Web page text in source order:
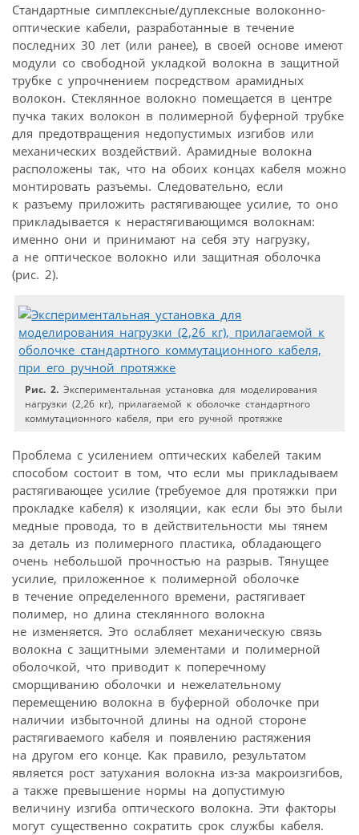
Стандартные симплексные/дуплексные волоконно-
оптические кабели, разработанные в течение
последних 30 лет (или ранее), в своей основе имеют
модули со свободной укладкой волокна в защитной
трубке с упрочнением посредством арамидных
волокон. Стеклянное волокно помещается в центре
пучка таких волокон в полимерной буферной трубке
для предотвращения недопустимых изгибов или
механических воздействий. Арамидные волокна
расположены так, что на обоих концах кабеля можно
монтировать разъемы. Следовательно, если
к разъему приложить растягивающее усилие, то оно
прикладывается к нерастягивающимся волокнам:
именно они и принимают на себя эту нагрузку,
а не оптическое волокно или защитная оболочка
(рис. 2).
Рис. 2. Экспериментальная установка для моделирования
нагрузки (2,26 кг), прилагаемой к оболочке стандартного
коммутационного кабеля, при его ручной протяжке
Проблема с усилением оптических кабелей таким
способом состоит в том, что если мы прикладываем
растягивающее усилие (требуемое для протяжки при
прокладке кабеля) к изоляции, как если бы это были
медные провода, то в действительности мы тянем
за деталь из полимерного пластика, обладающего
очень небольшой прочностью на разрыв. Тянущее
усилие, приложенное к полимерной оболочке
в течение определенного времени, растягивает
полимер, но длина стеклянного волокна
не изменяется. Это ослабляет механическую связь
волокна с защитными элементами и полимерной
оболочкой, что приводит к поперечному
сморщиванию оболочки и нежелательному
перемещению волокна в буферной оболочке при
наличии избыточной длины на одной стороне
растягиваемого кабеля и появлению растяжения
на другом его конце. Как правило, результатом
является рост затухания волокна из-за макроизгибов,
а также превышение нормы на допустимую
величину изгиба оптического волокна. Эти факторы
могут существенно сократить срок службы кабеля.